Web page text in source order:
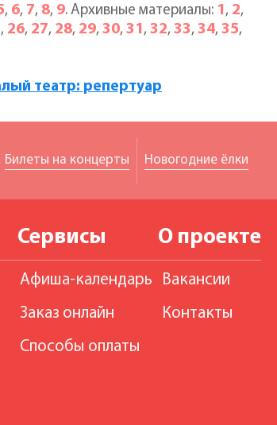
, 6, 7, 8, 9. Архивные материалы: 1 , 2,
, 26, 27, 28, 29,30,31 ,32,33,34,35,
театр: репертуар
Билеты на концерты Новогодние ёлки
Сервисы О проекте
Афиша-календарь
Заказ онлайн
Способы оплаты
Вакансии
Контакты